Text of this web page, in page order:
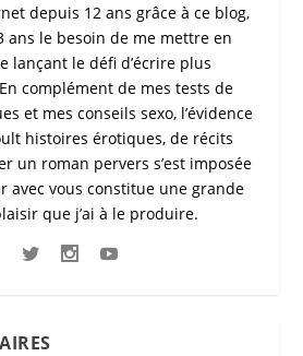
depuis 12 ans grâce à ce blog,
ans le besoin de me mettre en
lançant le défi d’écrire plus
complément de mes tests de
et mes conseils sexo, l’évidence
histoires érotiques, de récits
un roman pervers s’est imposée
avec vous constitue une grande
que j’ai à le produire.